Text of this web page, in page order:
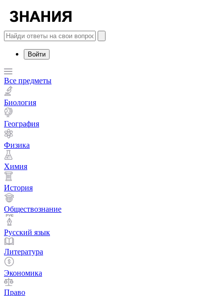
Войти
Все предметы
Биология
География
Физика
Химия
История
Обществознание
Русский язык
Литература
Экономика
Право